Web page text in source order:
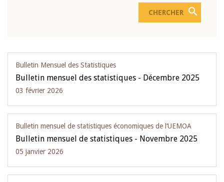
Bulletin Mensuel des Statistiques
Bulletin mensuel des statistiques - Décembre 2025
03 février 2026
Bulletin mensuel de statistiques économiques de l‘UEMOA
Bulletin mensuel de statistiques - Novembre 2025
05 janvier 2026